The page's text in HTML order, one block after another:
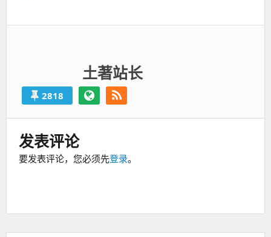
土著站长
2818
发表评论
要发表评论，您必须先登录。